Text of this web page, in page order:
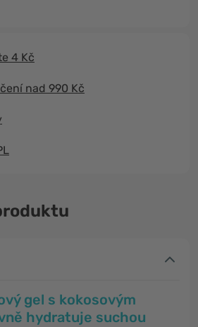
4 Kč
nad 990 Kč
gel s kokosovým
hydratuje suchou